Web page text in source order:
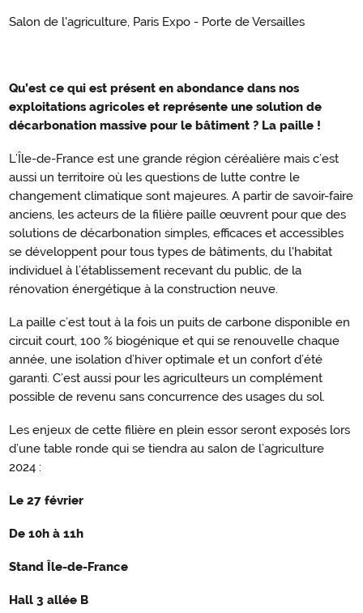
Salon de l'agriculture, Paris Expo - Porte de Versailles
Qu’est ce qui est présent en abondance dans nos
exploitations agricoles et représente une solution de
décarbonation massive pour le bâtiment ? La paille !
L’Île-de-France est une grande région céréalière mais c’est
aussi un territoire où les questions de lutte contre le
changement climatique sont majeures. A partir de savoir-faire
anciens, les acteurs de la filière paille œuvrent pour que des
solutions de décarbonation simples, efficaces et accessibles
se développent pour tous types de bâtiments, du l'habitat
individuel à l’établissement recevant du public, de la
rénovation énergétique à la construction neuve.
La paille c’est tout à la fois un puits de carbone disponible en
circuit court, 100 % biogénique et qui se renouvelle chaque
année, une isolation d’hiver optimale et un confort d’été
garanti. C’est aussi pour les agriculteurs un complément
possible de revenu sans concurrence des usages du sol.
Les enjeux de cette filière en plein essor seront exposés lors
d’une table ronde qui se tiendra au salon de l’agriculture
2024 :
Le 27 février
De 10h à 11h
Stand Île-de-France
Hall 3 allée B